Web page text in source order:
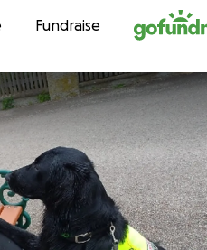
contentFundraise